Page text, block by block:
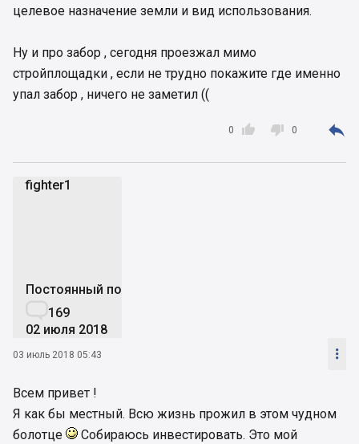
целевое назначение земли и вид использования.
Ну и про забор , сегодня проезжал мимо
стройплощадки , если не трудно покажите где именно
упал забор , ничего не заметил ((

0  0 
fighter1
Постоянный пользователь
169
02 июля 2018
03 июль 2018 05:43 
Всем привет !
Я как бы местный. Всю жизнь прожил в этом чудном
болотце
Собираюсь инвестировать. Это мой